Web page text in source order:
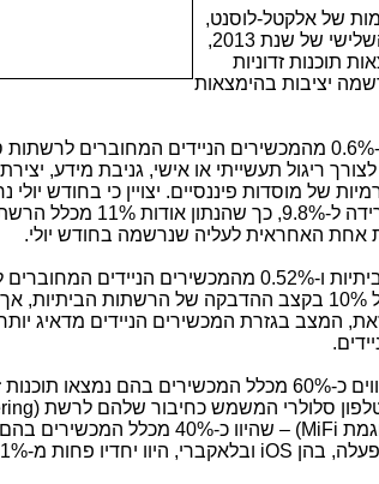
של אלקטל-לוסנט,
מפרסמת את דו"ח איומי האבטחה לרשתות תקשורת לרבעון השלישי של שנת 2013,
תוכנות זדוניות
יציבות בהימצאות
ברבעון זה, ב-11% מהרשתות הביתיות של לקוחות פס רחב וב-0.6% מהמכשירים הניידים
ריגול תעשייתי או אישי, גניבת מידע,
של מוסדות פיננסיים. יצויין כי בחודש
הדבקה" של 13% בקרב הרשתות הביתיות, ובספטמבר חלה
אחת האחראית לעליה שנרשמה בחודש יולי.
ברבעון השני של השנה עמדו נתונים אלו על 10% מהרשתות הביתיות ו-0.52% מהמכשירים
סלולריות, כך שתוצאות הרבעון השלישי מהוות לכאורה עליה של 10% בקצב ההדבקה של הרשתות
בגזרת המכשירים הניידים מדאיג
המכשירים הניידים הנגועים ביותר הינם טלפוני אנדרואיד, המהווים כ-60% מכלל המכשירים בהם
סלולרי המשמש כחיבור שלהם לרשת (
MiFi
) – שהיוו כ-40% מכלל
בהן iOS